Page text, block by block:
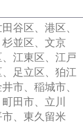
谷区、港区、
並区、文京
江東区、江戸
足立区、狛江
市、稲城市、
田市、立川
、東久留米